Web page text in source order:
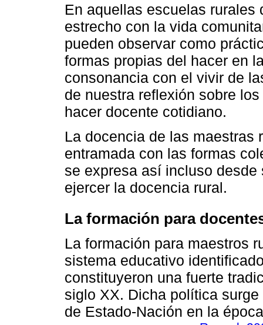
En aquellas escuelas
estrecho con la vida
pueden observar como
formas propias del hacer en
consonancia con el vivir de
de nuestra reflexión sobre
hacer docente cotidiano.
La docencia de las maestras
entramada con las formas
se expresa así incluso
ejercer la docencia rural.
La formación para
La formación para maestros
sistema educativo
constituyeron una fuerte
siglo XX. Dicha política
de Estado-Nación en la